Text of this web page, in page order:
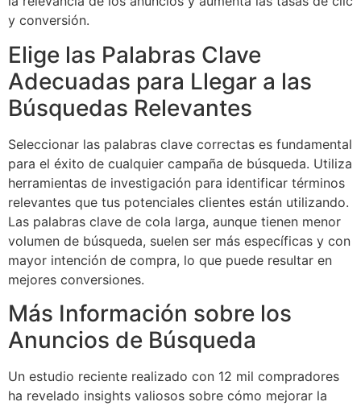
y conversión.
Elige las Palabras Clave
Adecuadas para Llegar a las
Búsquedas Relevantes
Seleccionar las palabras clave correctas es fundamental
para el éxito de cualquier campaña de búsqueda. Utiliza
herramientas de investigación para identificar términos
relevantes que tus potenciales clientes están utilizando.
Las palabras clave de cola larga, aunque tienen menor
volumen de búsqueda, suelen ser más específicas y con
mayor intención de compra, lo que puede resultar en
mejores conversiones.
Más Información sobre los
Anuncios de Búsqueda
Un estudio reciente realizado con 12 mil compradores
ha revelado insights valiosos sobre cómo mejorar la